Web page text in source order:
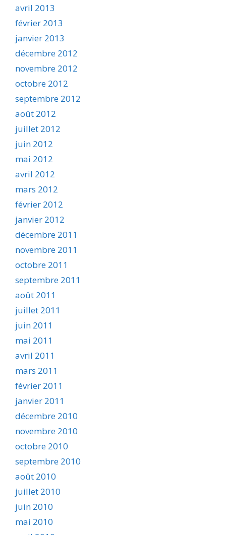
avril 2013
février 2013
janvier 2013
décembre 2012
novembre 2012
octobre 2012
septembre 2012
août 2012
juillet 2012
juin 2012
mai 2012
avril 2012
mars 2012
février 2012
janvier 2012
décembre 2011
novembre 2011
octobre 2011
septembre 2011
août 2011
juillet 2011
juin 2011
mai 2011
avril 2011
mars 2011
février 2011
janvier 2011
décembre 2010
novembre 2010
octobre 2010
septembre 2010
août 2010
juillet 2010
juin 2010
mai 2010